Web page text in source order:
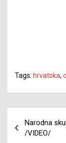
Tags: hrvatska,
članaka
Narodna
/VIDEO/